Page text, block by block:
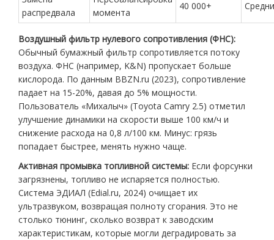
распредвала
момента
40 000+
Воздушный фильтр нулевого сопротивления (ФНС):
Обычный бумажный фильтр сопротивляется потоку
воздуха. ФНС (например, K&N) пропускает больше
кислорода. По данным BBZN.ru (2023), сопротивление
падает на 15-20%, давая до 5% мощности.
Пользователь «Михалыч» (Toyota Camry 2.5) отметил
улучшение динамики на скорости выше 100 км/ч и
снижение расхода на 0,8 л/100 км. Минус: грязь
попадает быстрее, менять нужно чаще.
Активная промывка топливной системы: Если форсунки
загрязнены, топливо не испаряется полностью.
Система ЭДИАЛ (Edial.ru, 2024) очищает их
ультразвуком, возвращая полноту сгорания. Это не
столько тюнинг, сколько возврат к заводским
характеристикам, которые могли деградировать за